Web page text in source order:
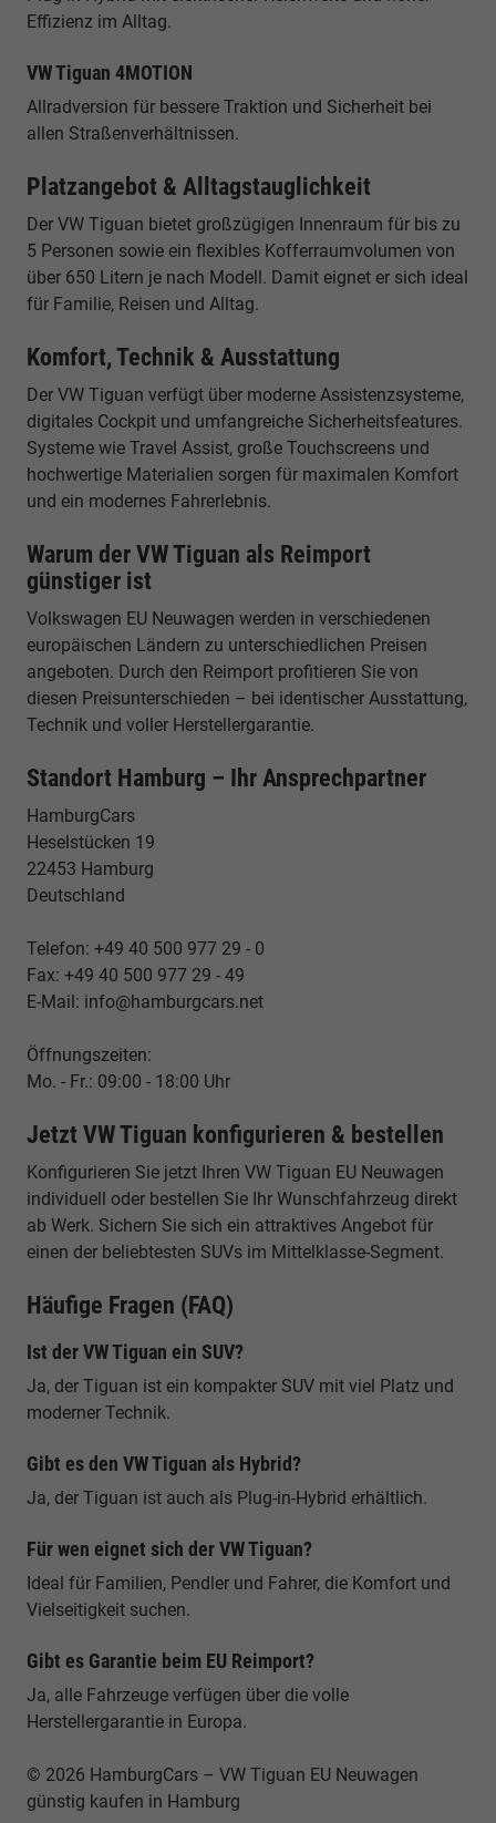
Effizienz im Alltag.
VW Tiguan 4MOTION
Allradversion für bessere Traktion und Sicherheit bei
allen Straßenverhältnissen.
Platzangebot & Alltagstauglichkeit
Der VW Tiguan bietet großzügigen Innenraum für bis zu
5 Personen sowie ein flexibles Kofferraumvolumen von
über 650 Litern je nach Modell. Damit eignet er sich ideal
für Familie, Reisen und Alltag.
Komfort, Technik & Ausstattung
Der VW Tiguan verfügt über moderne Assistenzsysteme,
digitales Cockpit und umfangreiche Sicherheitsfeatures.
Systeme wie Travel Assist, große Touchscreens und
hochwertige Materialien sorgen für maximalen Komfort
und ein modernes Fahrerlebnis.
Warum der VW Tiguan als Reimport
günstiger ist
Volkswagen EU Neuwagen werden in verschiedenen
europäischen Ländern zu unterschiedlichen Preisen
angeboten. Durch den Reimport profitieren Sie von
diesen Preisunterschieden – bei identischer Ausstattung,
Technik und voller Herstellergarantie.
Standort Hamburg – Ihr Ansprechpartner
HamburgCars
Heselstücken 19
22453 Hamburg
Deutschland
Telefon: +49 40 500 977 29 - 0
Fax: +49 40 500 977 29 - 49
E-Mail: info@hamburgcars.net
Öffnungszeiten:
Mo. - Fr.: 09:00 - 18:00 Uhr
Jetzt VW Tiguan konfigurieren & bestellen
Konfigurieren Sie jetzt Ihren VW Tiguan EU Neuwagen
individuell oder bestellen Sie Ihr Wunschfahrzeug direkt
ab Werk. Sichern Sie sich ein attraktives Angebot für
einen der beliebtesten SUVs im Mittelklasse-Segment.
Häufige Fragen (FAQ)
Ist der VW Tiguan ein SUV?
Ja, der Tiguan ist ein kompakter SUV mit viel Platz und
moderner Technik.
Gibt es den VW Tiguan als Hybrid?
Ja, der Tiguan ist auch als Plug-in-Hybrid erhältlich.
Für wen eignet sich der VW Tiguan?
Ideal für Familien, Pendler und Fahrer, die Komfort und
Vielseitigkeit suchen.
Gibt es Garantie beim EU Reimport?
Ja, alle Fahrzeuge verfügen über die volle
Herstellergarantie in Europa.
© 2026 HamburgCars – VW Tiguan EU Neuwagen
günstig kaufen in Hamburg